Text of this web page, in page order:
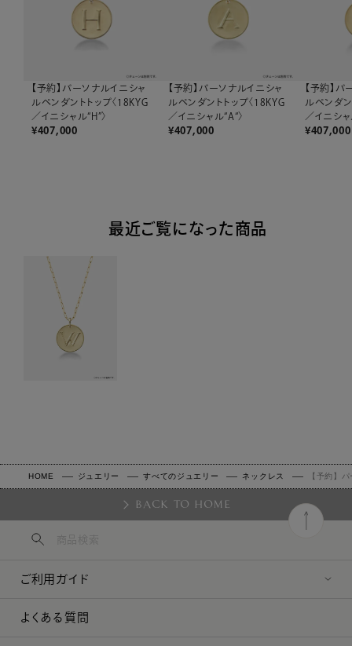
【予約】パーソナルイニシャ
ルペンダントトップ〈18KYG
／イニシャル“H”〉
¥407,000
【予約】パーソナルイニシャ
ルペンダントトップ〈18KYG
／イニシャル“A“〉
¥407,000
【予約】
ルペンダ
／イニシャ
¥407,000
最近ご覧になった商品
HOME ジュエリー すべてのジュエリー ネックレス 【予約】
BACK TO HOME
ご利用ガイド
よくある質問